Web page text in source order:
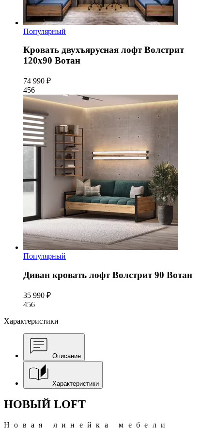
Популярный
Кровать двухъярусная лофт Волстрит
120x90 Вотан
74 990 ₽
456
Популярный
Диван кровать лофт Волстрит 90 Вотан
35 990 ₽
456
Характеристики
Описание
Характеристики
НОВЫЙ LOFT
Новая линейка мебели